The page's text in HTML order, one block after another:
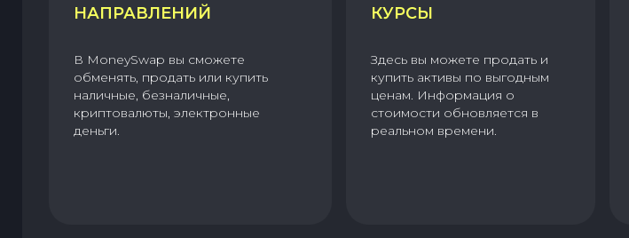
НАПРАВЛЕНИЙ
В MoneySwap вы сможете
обменять, продать или купить
наличные, безналичные,
криптовалюты, электронные
деньги.
КУРСЫ
Здесь вы можете продать и
купить активы по выгодным
ценам. Информация о
стоимости обновляется в
реальном времени.